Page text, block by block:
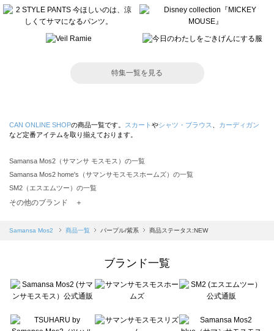
特集一覧を見る
CAN ONLINE SHOPの商品一覧です。 スカート やシャツ・ブラウス
カーディガン
など定番アイテムを取り揃えております。
Samansa Mos2（サマンサ モスモス）の一覧
Samansa Mos2 home's（サマンサモスモスホームズ）の一覧
SM2（エスエムツー）の一覧
TSUHARU by Samansa Mos2（ツハルバイサマンサモスモス）の一覧
Samansa Mos2 blue（サマンサモスモス ブルー）の一覧
Te chichi（テチチ）の一覧
Te chichi CLASSIC（テチチ クラシック）の一覧
Lugnoncure（ルノンキュール）の一覧
その他のブランド ＋
Samansa Mos2 商品一覧 パープル/紫系 商品ステータス:NEW
ブランド一覧